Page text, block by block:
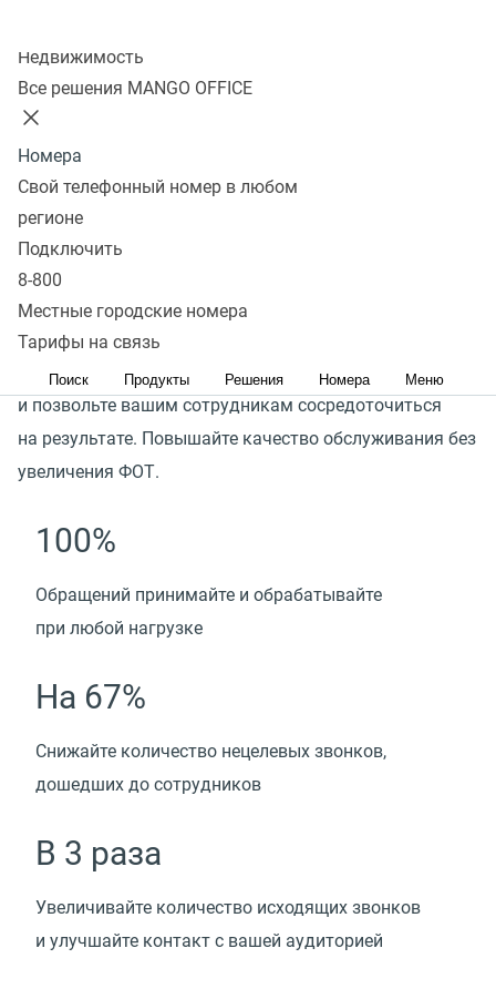
Недвижимость
Все решения MANGO OFFICE
Номера
Свой телефонный номер в любом
регионе
Подключить
8-800
Местные городские номера
Тарифы на связь
Поиск Продукты Решения Номера Меню
сообщениями, звонки от клиентов для уточнения
компании.
Интегрируйте голосовых роботов в вашу CRM-систему,
доверьте выполнение рутинных задач
интеллектуальным решениям от MANGO OFFICE
и позвольте вашим сотрудникам сосредоточиться
на результате. Повышайте качество обслуживания без
увеличения ФОТ.
100%
Обращений принимайте и обрабатывайте
при любой нагрузке
На 67%
Снижайте количество нецелевых звонков,
дошедших до сотрудников
В 3 раза
Увеличивайте количество исходящих звонков
и улучшайте контакт с вашей аудиторией